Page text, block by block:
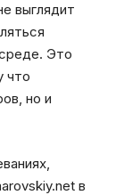
выглядит
Это
что
но и
в